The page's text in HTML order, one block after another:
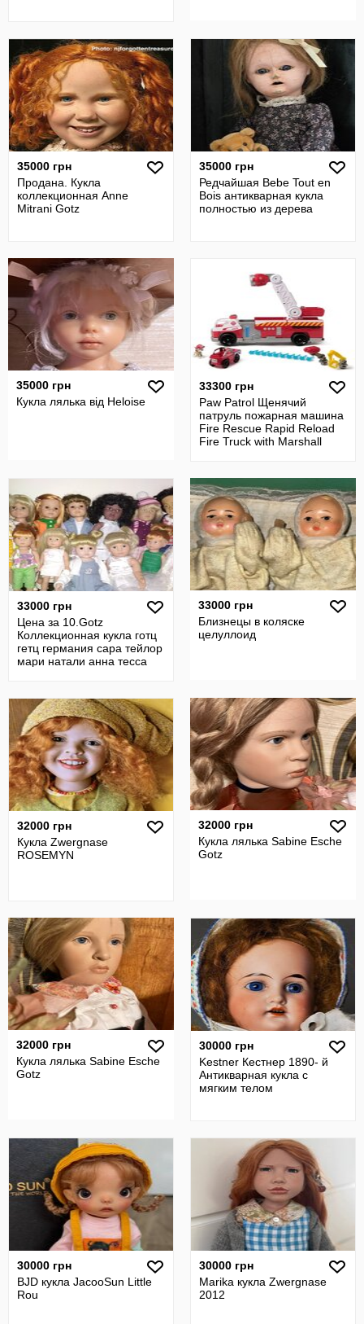
35000 грн
Продана. Кукла
коллекционная Anne
Mitrani Gotz
35000 грн
Редчайшая Bebe Tout en
Bois антикварная кукла
полностью из дерева
35000 грн
Кукла лялька від Heloise
33300 грн
Paw Patrol Щенячий
патруль пожарная машина
Fire Rescue Rapid Reload
Fire Truck with Marshall
33000 грн
Цена за 10.Gotz
Коллекционная кукла готц
гетц германия сара тейлор
мари натали анна тесса
33000 грн
Близнецы в коляске
целуллоид
32000 грн
Кукла Zwergnase
ROSEMYN
32000 грн
Кукла лялька Sabine Esche
Gotz
32000 грн
Кукла лялька Sabine Esche
Gotz
30000 грн
Kestner Кестнер 1890- й
Антикварная кукла с
мягким телом
30000 грн
BJD кукла JacooSun Little
Rou
30000 грн
Marika кукла Zwergnase
2012